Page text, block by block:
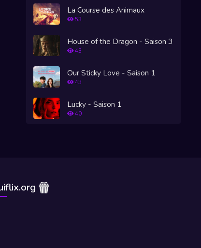
La Course des Animaux
53
House of the Dragon - Saison 3
43
Our Sticky Love - Saison 1
43
Lucky - Saison 1
40